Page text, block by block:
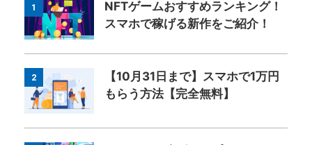
1
NFTゲームおすすめランキング！
スマホで稼げる新作をご紹介！
2
【10月31日まで】スマホで1万円
もらう方法【完全無料】